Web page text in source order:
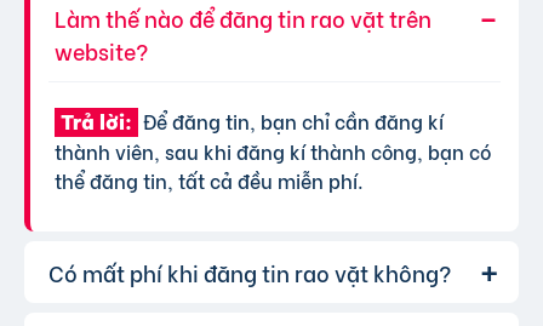
Làm thế nào để đăng tin rao vặt trên
website?
Trả lời: Để đăng tin, bạn chỉ cần đăng kí
thành viên, sau khi đăng kí thành công, bạn có
thể đăng tin, tất cả đều miễn phí.
Có mất phí khi đăng tin rao vặt không?